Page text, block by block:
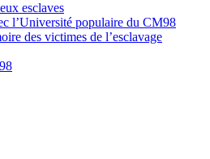
esclaves
l’Université populaire du CM98
des victimes de l’esclavage